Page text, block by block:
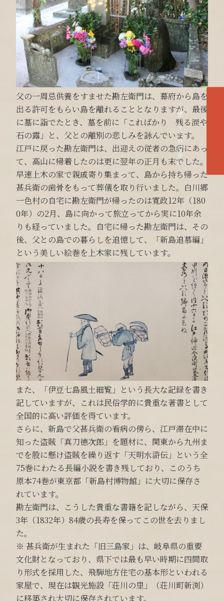
父の一周忌供養をすませた勘左衛門は、幕府から島を
出る許可をもらい島を離れることとなりますが、最後
に墓に詣でたとき、墓を前に「こればかり 残る涙や
石の露」と、父との離別の悲しみを詠んでいます。
江戸に戻った勘左衛門は、出迎えの従者の急病にあっ
て、高山に帰着したのは更に翌年の正月も末でした。
早速上木の家で親戚寄り集まって、島から持ち帰った
甚兵衛の歯骨をもって葬儀を取り行いました。白川郷
一色村の自宅に勘左衛門が帰ったのは寛政12年（180
0年）の2月、島に向かって旅立ってから実に10年余
りも経っていました。自宅に帰った勘左衛門は、その
後、父との島での暮らしを追憶して、「新島追慕編」
という美しい絵巻を上木家に残しています。
また、「伊豆七島風土細覧」という長大な記録を書き
記していますが、これは民俗学的に貴重な著書として
全国的に高い評価を得ています。
さらに、新島で父甚兵衛の看病の傍ら、江戸滞在中に
知った盗賊「真刀徳次郎」を題材に、関東から九州ま
でを股に懸け盗賊を繰り返す「天明水滸伝」という全
75巻にわたる長編小説を書き残しており、このうち
原本74巻が東京都「新島村博物館」に大切に保存さ
れています。
勘左衛門は、こうした貴重な書籍を記しながら、天保
3年（1832年）84歳の長寿を保ってこの世を去りまし
た。
※ 甚兵衛が生まれた「旧三島家」は、岐阜県の重要
文化財となっており、県下では最も早い時期に四間取
り形式を採用した、飛騨地方住宅の基本形といわれる
家屋で、現在は観光施設「荘川の里」（荘川町新渕）
に移築され大切に保存されています。
各エリアの紹介へ